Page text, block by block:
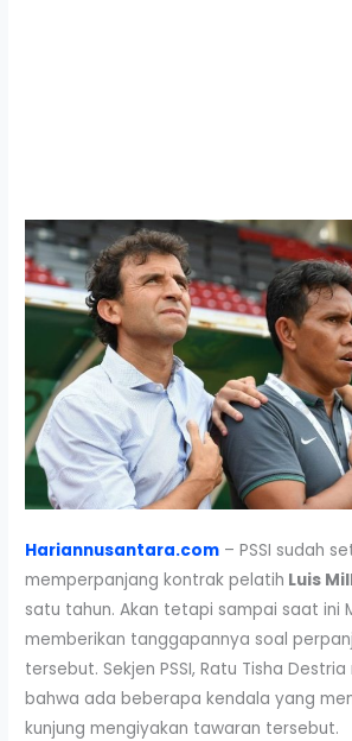
Hariannusantara.com – PSSI sudah
memperpanjang kontrak pelatih Luis
satu tahun. Akan tetapi sampai saat ini
memberikan tanggapannya soal
tersebut. Sekjen PSSI, Ratu Tisha
bahwa ada beberapa kendala yang
kunjung mengiyakan tawaran tersebut.